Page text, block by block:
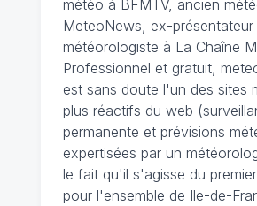
météo à BFMTV, ancien
MeteoNews, ex-présentateur
météorologiste à La Chaîne
Professionnel et gratuit,
est sans doute l'un des sites
plus réactifs du web
permanente et prévisions
expertisées par un
le fait qu'il s'agisse du
pour l'ensemble de Ile-de-